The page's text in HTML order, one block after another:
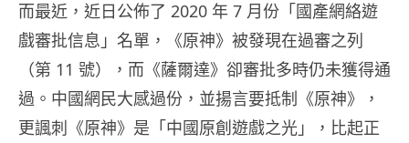
而最近，近日公佈了 2020 年 7 月份「國產網絡遊
戲審批信息」名單，《原神》被發現在過審之列
（第 11 號），而《薩爾達》卻審批多時仍未獲得通
過。中國網民大感過份，並揚言要抵制《原神》，
更諷刺《原神》是「中國原創遊戲之光」，比起正